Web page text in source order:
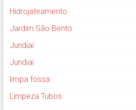
Hidrojateamento
Jardim São Bento
Jundiai
Jundiaí
limpa fossa
Limpeza Tubos